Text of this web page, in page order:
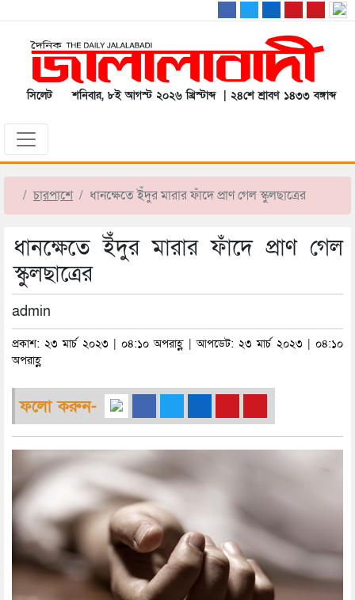
সিলেট শনিবার, ৮ই আগস্ট ২০২৬ খ্রিস্টাব্দ | ২৪শে শ্রাবণ ১৪৩৩ বঙ্গাব্দ
চারপাশে ধানক্ষেতে ইঁদুর মারার ফাঁদে প্রাণ গেল স্কুলছাত্রের
ধানক্ষেতে ইঁদুর মারার ফাঁদে প্রাণ গেল
স্কুলছাত্রের
admin
প্রকাশ: ২৩ মার্চ ২০২৩ | ০৪:১০ অপরাহ্ণ | আপডেট: ২৩ মার্চ ২০২৩ | ০৪:১০
অপরাহ্ণ
ফলো করুন-